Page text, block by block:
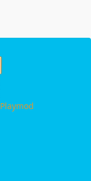
Playmod